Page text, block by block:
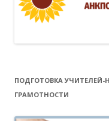
ПОДГОТОВКА
ГРАМОТНОСТИ